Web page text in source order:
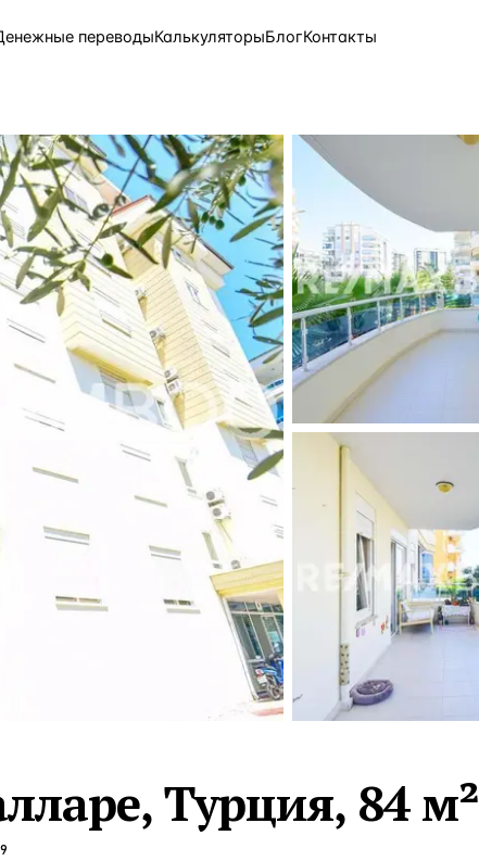
переводыКалькуляторыБлогКонтакты
9 143 объекта
8 554 объекта
5 430 объектов
3 906 объектов
2 948 объектов
2 797 объектов
Россия · 3 920
Турция · 2 556
Таиланд · 2 172
Россия · 2 106
Турция · 2 092
Турция · 1 810
ЧАСТО ИЩУТ
Турция
Греция
Турция, 84 м²